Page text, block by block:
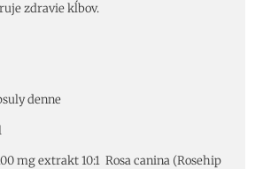
zdravie kĺbov.
denne
mg extrakt10:1 Rosa canina (Rosehip